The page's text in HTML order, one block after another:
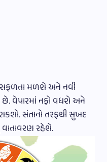
સફળતા મળશે અને નવી
વેપારમાં નફો વધશે અને
સંતાનો તરફથી સુખદ
રહેશે.